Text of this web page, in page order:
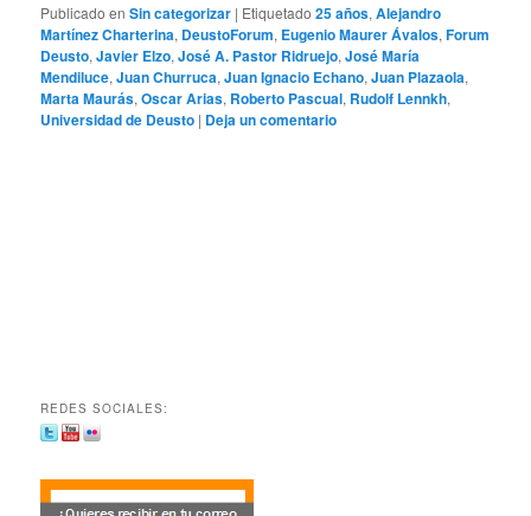
Publicado en Sin categorizar | Etiquetado 25 años,Alejandro
Martínez Charterina, DeustoForum, Eugenio Maurer Ávalos,Forum
Deusto,Javier Elzo,José A. Pastor Ridruejo,José María
Mendiluce,Juan Churruca,Juan Ignacio Echano,Juan Plazaola,
Marta Maurás,Oscar Arias, Roberto Pascual, Rudolf Lennkh,
Universidad de Deusto | Deja un comentario
REDES SOCIALES: